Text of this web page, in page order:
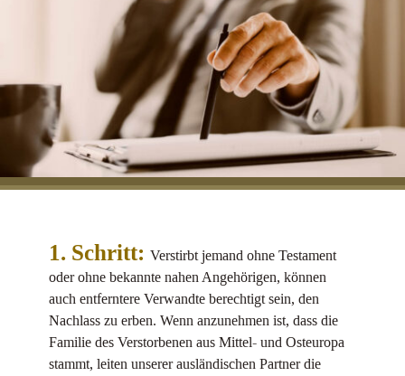
1. Schritt: Verstirbt jemand ohne Testament
oder ohne bekannte nahen Angehörigen, können
auch entferntere Verwandte berechtigt sein, den
Nachlass zu erben. Wenn anzunehmen ist, dass die
Familie des Verstorbenen aus Mittel- und Osteuropa
stammt, leiten unserer ausländischen Partner die